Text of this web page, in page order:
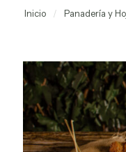
Inicio / Panadería y